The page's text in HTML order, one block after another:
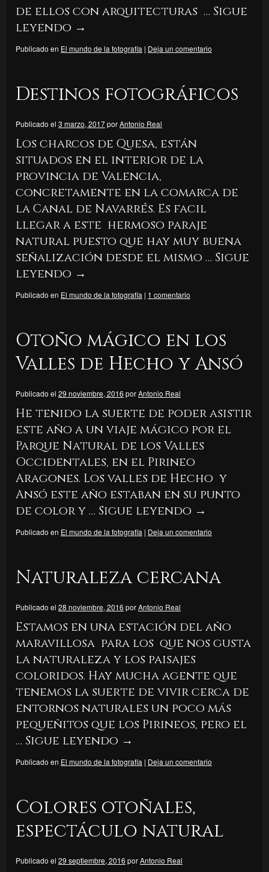
de ellos con arquitecturas … Sigue
leyendo →
Publicado en El mundo de la fotografía | Deja un comentario
Destinos fotográficos
Publicado el 3 marzo, 2017porAntonio Real
Los charcos de Quesa, están
situados en el interior de la
provincia de Valencia,
concretamente en la comarca de
la Canal de Navarrés. Es facil
llegar a este hermoso paraje
natural puesto que hay muy buena
señalización desde el mismo … Sigue
leyendo →
Publicado en El mundo de la fotografía | 1 comentario
Otoño mágico en los
Valles de Hecho y Ansó
Publicado el 29 noviembre, 2016 porAntonio Real
He tenido la suerte de poder asistir
este año a un viaje mágico por el
Parque Natural de los Valles
Occidentales, en el Pirineo
Aragones. Los valles de Hecho y
Ansó este año estaban en su punto
de color y … Sigue leyendo →
Publicado en El mundo de la fotografía | Deja un comentario
Naturaleza cercana
Publicado el 28 noviembre, 2016 porAntonio Real
Estamos en una estación del año
maravillosa para los que nos gusta
la naturaleza y los paisajes
coloridos. Hay mucha agente que
tenemos la suerte de vivir cerca de
entornos naturales un poco más
pequeñitos que los Pirineos, pero el
… Sigue leyendo →
Publicado en El mundo de la fotografía | Deja un comentario
Colores otoñales,
espectáculo natural
Publicado el 29 septiembre, 2016 porAntonio Real